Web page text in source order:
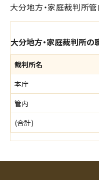
大分地方・家庭裁判所
大分地方・家庭裁判所の
裁判所名
本庁
管内
(合計)